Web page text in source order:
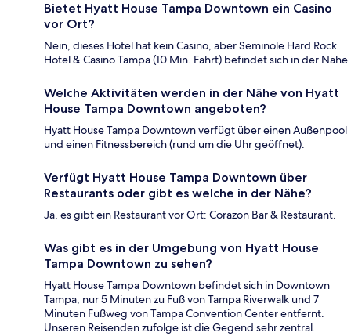
Bietet Hyatt House Tampa Downtown ein Casino
vor Ort?
Nein, dieses Hotel hat kein Casino, aber Seminole Hard Rock
Hotel & Casino Tampa (10 Min. Fahrt) befindet sich in der Nähe.
Welche Aktivitäten werden in der Nähe von Hyatt
House Tampa Downtown angeboten?
Hyatt House Tampa Downtown verfügt über einen Außenpool
und einen Fitnessbereich (rund um die Uhr geöffnet).
Verfügt Hyatt House Tampa Downtown über
Restaurants oder gibt es welche in der Nähe?
Ja, es gibt ein Restaurant vor Ort: Corazon Bar & Restaurant.
Was gibt es in der Umgebung von Hyatt House
Tampa Downtown zu sehen?
Hyatt House Tampa Downtown befindet sich in Downtown
Tampa, nur 5 Minuten zu Fuß von Tampa Riverwalk und 7
Minuten Fußweg von Tampa Convention Center entfernt.
Unseren Reisenden zufolge ist die Gegend sehr zentral.